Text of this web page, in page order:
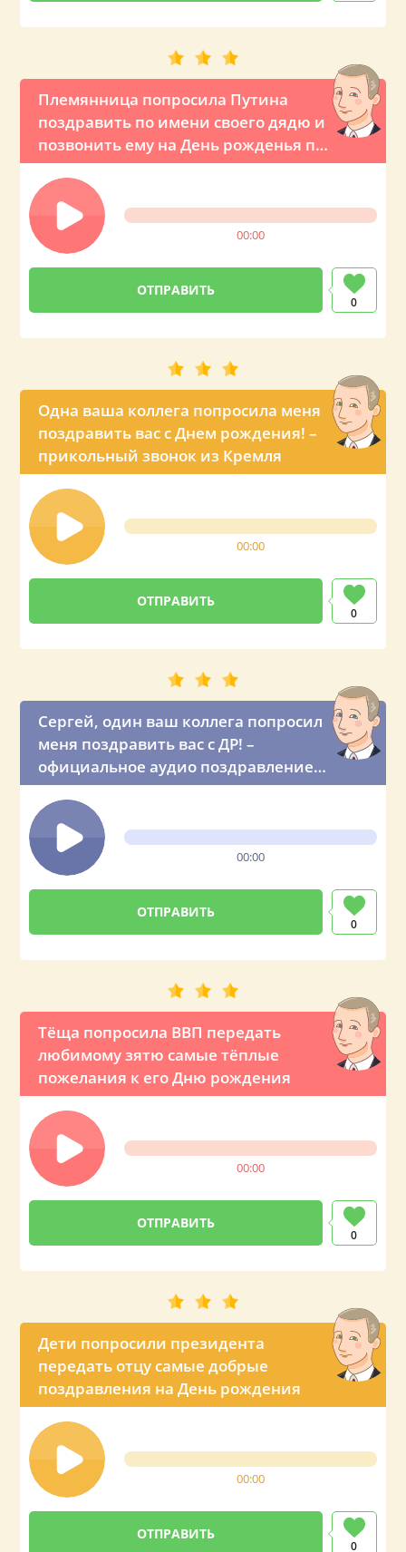
Племянница попросила Путина
поздравить по имени своего дядю и
позвонить ему на День рожденья по
телефону
00:00
0
Одна ваша коллега попросила меня
поздравить вас с Днем рождения! –
прикольный звонок из Кремля
00:00
0
Сергей, один ваш коллега попросил
меня поздравить вас с ДР! –
официальное аудио поздравление
из Кремля
00:00
0
Тёща попросила ВВП передать
любимому зятю самые тёплые
пожелания к его Дню рождения
00:00
0
Дети попросили президента
передать отцу самые добрые
поздравления на День рождения
00:00
0